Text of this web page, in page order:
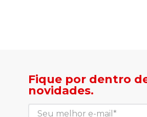
Fique por dentro
novidades.